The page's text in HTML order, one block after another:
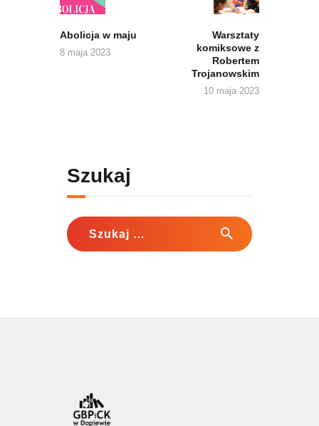
Abolicja w maju
8 maja 2023
Warsztaty
komiksowe z
Robertem
Trojanowskim
10 maja 2023
Szukaj
Szukaj: